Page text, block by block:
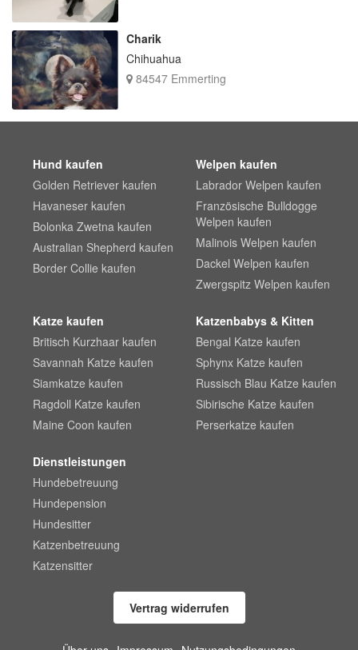
Charik
Chihuahua
84547 Emmerting
Hund kaufen
Golden Retriever kaufen
Havaneser kaufen
Bolonka Zwetna kaufen
Australian Shepherd kaufen
Border Collie kaufen
Welpen kaufen
Labrador Welpen kaufen
Französische Bulldogge
Welpen kaufen
Malinois Welpen kaufen
Dackel Welpen kaufen
Zwergspitz Welpen kaufen
Katze kaufen
Britisch Kurzhaar kaufen
Savannah Katze kaufen
Siamkatze kaufen
Ragdoll Katze kaufen
Maine Coon kaufen
Katzenbabys & Kitten
Bengal Katze kaufen
Sphynx Katze kaufen
Russisch Blau Katze kaufen
Sibirische Katze kaufen
Perserkatze kaufen
Dienstleistungen
Hundebetreuung
Hundepension
Hundesitter
Katzenbetreuung
Katzensitter
Vertrag widerrufen